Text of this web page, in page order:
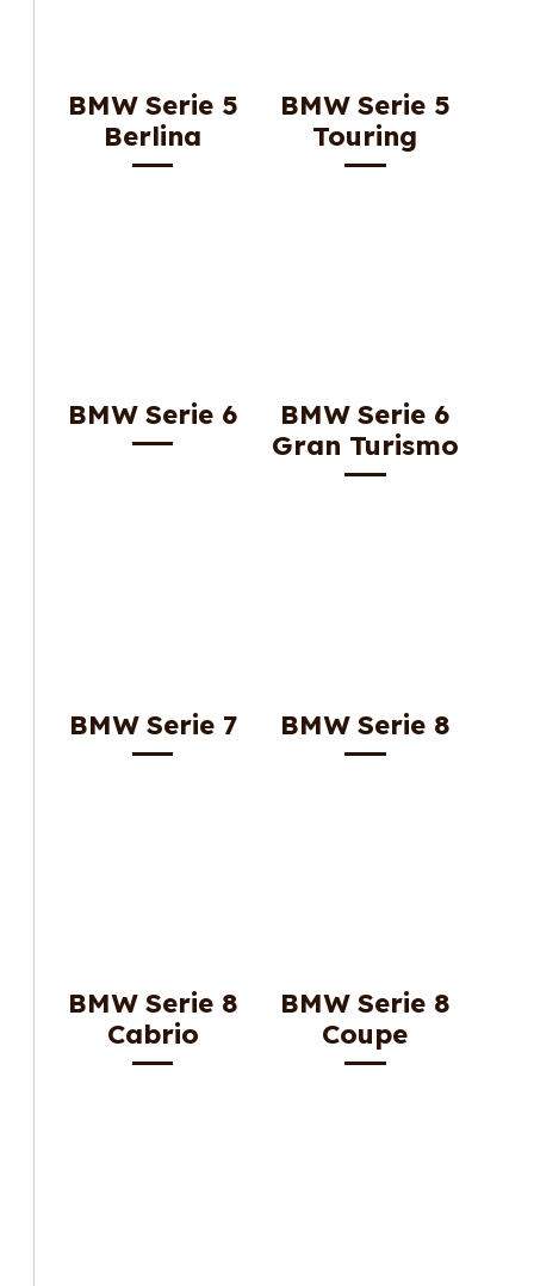
BMW Serie 5
Berlina
BMW Serie 5
Touring
BMW Serie 6
BMW Serie 6
Gran Turismo
BMW Serie 7 BMW Serie 8
BMW Serie 8
Cabrio
BMW Serie 8
Coupe